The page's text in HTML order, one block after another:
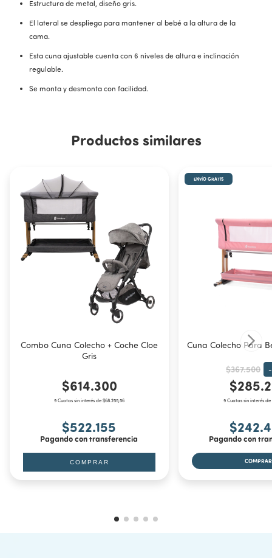
Estructura de metal, diseño gris.
El lateral se despliega para mantener al bebé a la altura de la
cama.
Esta cuna ajustable cuenta con 6 niveles de altura e inclinación
regulable.
Se monta y desmonta con facilidad.
Correas de fijación para adherirse a la cama
Ruedas
Pies rebatibles
Incluye
Cuna Colecho Kaila
Correas de seguridad
Medidas:
Largo 93 cm.
Profundidad 30 cm.
Colchoneta incluida: 86x43x3 cm
Tamaño del bolso: 95x16x56 cm
Productos similares
Combo Cuna Colecho + Coche Cloe
Gris
$614.300
9 Cuotas sin interés de $68.255,56
$522.155
Pagando con transferencia
COMPRAR
ENVÍO GRATIS
Cuna Colecho Para
$367.500 -
9 Cuotas sin interés de
Pagando con